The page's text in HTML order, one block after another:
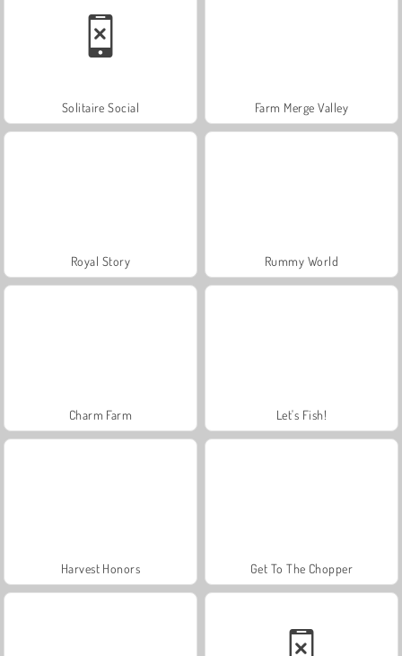
Solitaire Social Farm Merge Valley
Royal Story Rummy World
Charm Farm Let's Fish!
Harvest Honors Get To The Chopper